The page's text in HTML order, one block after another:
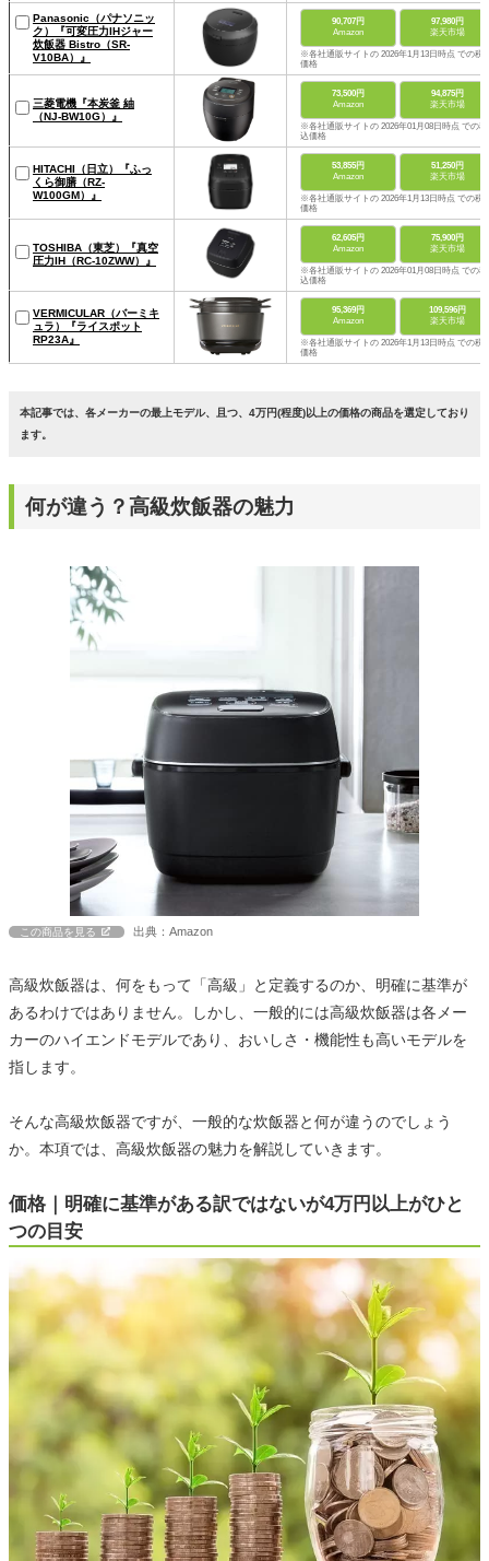
Panasonic（パナソニッ
ク）『可変圧力IHジャー
炊飯器 Bistro（SR-
V10BA）』
90,707円
Amazon
97,980円
楽天市場
※各社通販サイトの 2026年1月13日時点 での税
価格
三菱電機『本炭釜 紬
（NJ-BW10G）』
73,500円
Amazon
94,875円
楽天市場
※各社通販サイトの 2026年01月08日時点 での税
込価格
HITACHI（日立）『ふっ
くら御膳（RZ-
W100GM）』
53,855円
Amazon
51,250円
楽天市場
※各社通販サイトの 2026年1月13日時点 での税
価格
TOSHIBA（東芝）『真空
圧力IH（RC-10ZWW）』
62,605円
Amazon
75,900円
楽天市場
※各社通販サイトの 2026年01月08日時点 での税
込価格
VERMICULAR（バーミキ
ュラ）『ライスポット
RP23A』
95,369円
Amazon
109,596円
楽天市場
※各社通販サイトの 2026年1月13日時点 での税
価格
本記事では、各メーカーの最上モデル、且つ、4万円(程度)以上の価格の商品を選定しており
ます。
何が違う？高級炊飯器の魅力
この商品を見る 出典：Amazon
高級炊飯器は、何をもって「高級」と定義するのか、明確に基準が
あるわけではありません。しかし、一般的には高級炊飯器は各メー
カーのハイエンドモデルであり、おいしさ・機能性も高いモデルを
指します。
そんな高級炊飯器ですが、一般的な炊飯器と何が違うのでしょう
か。本項では、高級炊飯器の魅力を解説していきます。
価格｜明確に基準がある訳ではないが4万円以上がひと
つの目安